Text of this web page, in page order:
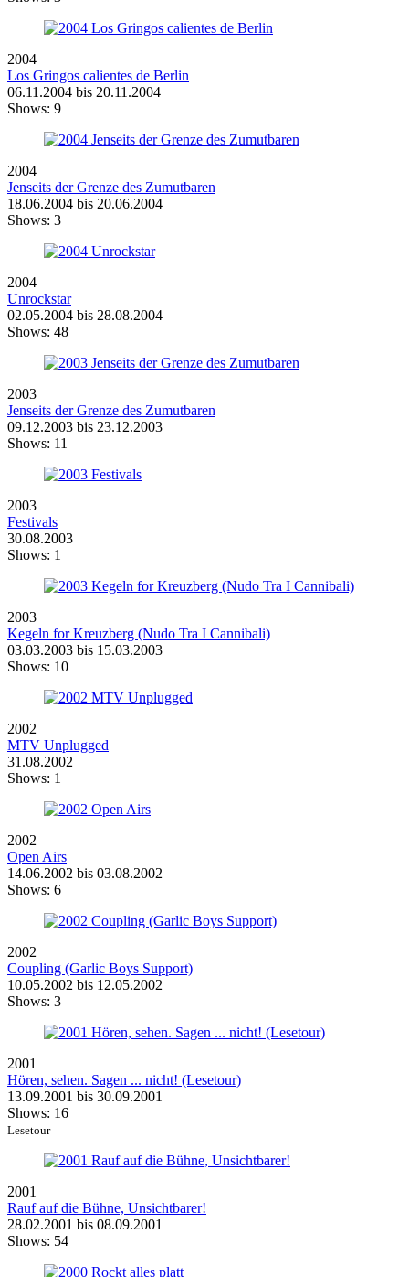
2004
Los Gringos calientes de Berlin
06.11.2004 bis 20.11.2004
Shows: 9
2004
Jenseits der Grenze des Zumutbaren
18.06.2004 bis 20.06.2004
Shows: 3
2004
Unrockstar
02.05.2004 bis 28.08.2004
Shows: 48
2003
Jenseits der Grenze des Zumutbaren
09.12.2003 bis 23.12.2003
Shows: 11
2003
Festivals
30.08.2003
Shows: 1
2003
Kegeln for Kreuzberg (Nudo Tra I Cannibali)
03.03.2003 bis 15.03.2003
Shows: 10
2002
MTV Unplugged
31.08.2002
Shows: 1
2002
Open Airs
14.06.2002 bis 03.08.2002
Shows: 6
2002
Coupling (Garlic Boys Support)
10.05.2002 bis 12.05.2002
Shows: 3
2001
Hören, sehen. Sagen ... nicht! (Lesetour)
13.09.2001 bis 30.09.2001
Shows: 16
Lesetour
2001
Rauf auf die Bühne, Unsichtbarer!
28.02.2001 bis 08.09.2001
Shows: 54